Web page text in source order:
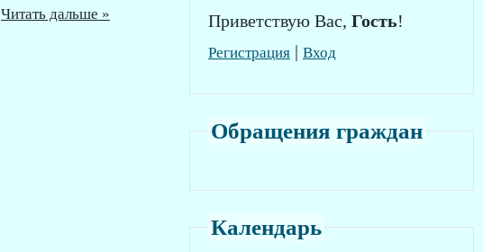
Читать дальше » Приветствую Вас, Гость!
Регистрация | Вход
Обращения граждан
Календарь